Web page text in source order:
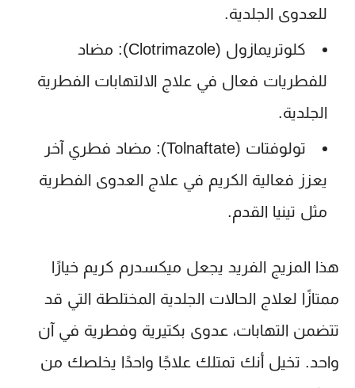
للعدوى الجلدية.
كلوتريمازول (Clotrimazole):
مضاد
للفطريات فعال في علاج الالتهابات الفطرية
الجلدية.
تولوفتات (Tolnaftate):
مضاد فطري آخر
يعزز فعالية الكريم في علاج العدوى الفطرية
مثل تينيا القدم.
هذا المزيج الفريد يجعل ميكسدرم كريم خيارًا
ممتازًا لعلاج الحالات الجلدية المختلطة التي قد
تتضمن التهابات، عدوى بكتيرية وفطرية في آن
واحد. تخيل أنك تمتلك علاجًا واحدًا يخلصك من